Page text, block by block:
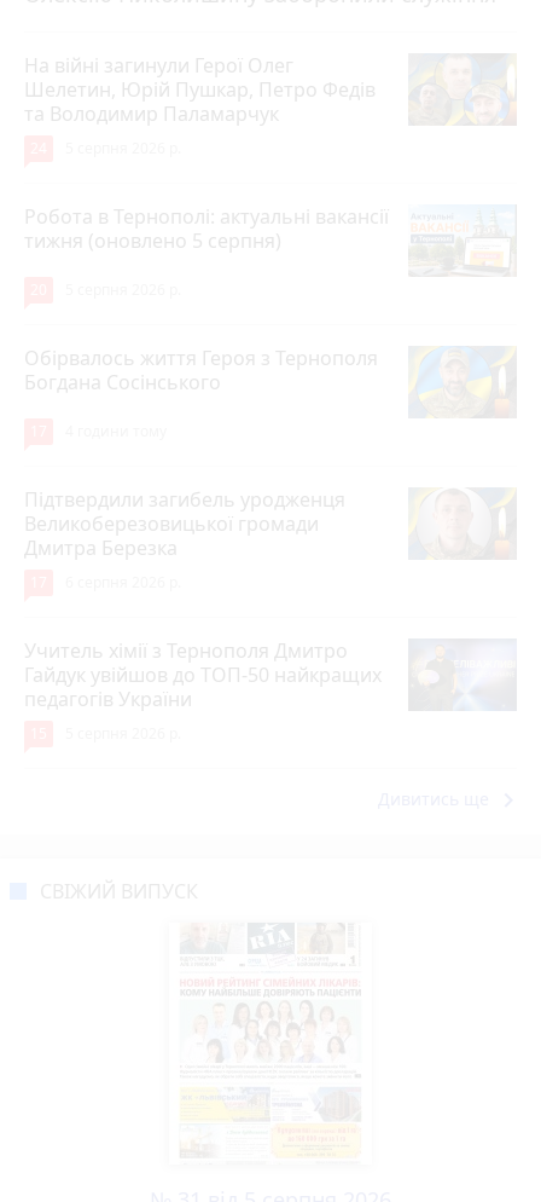
На війні загинули Герої Олег
Шелетин, Юрій Пушкар, Петро Федів
та Володимир Паламарчук
Робота в Тернополі: актуальні вакансії
тижня (оновлено 5 серпня)
Обірвалось життя Героя з Тернополя
Богдана Сосінського
Підтвердили загибель уродженця
Великоберезовицької громади
Дмитра Березка
Учитель хімії з Тернополя Дмитро
Гайдук увійшов до ТОП-50 найкращих
педагогів України